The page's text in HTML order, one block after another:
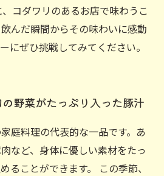
コダワリのあるお店で味わうこ
んだ瞬間からその味わいに感動
にぜひ挑戦してみてください。
野菜がたっぷり入った豚汁
庭料理の代表的な一品です。あ
など、身体に優しい素材をたっ
ることができます。 この季節、